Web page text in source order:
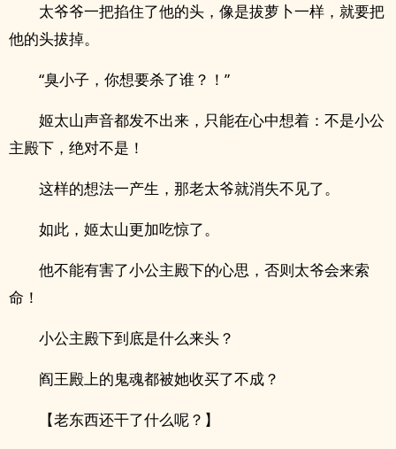
太爷爷一把掐住了他的头，像是拔萝卜一样，就要把
他的头拔掉。
“臭小子，你想要杀了谁？！”
姬太山声音都发不出来，只能在心中想着：不是小公
主殿下，绝对不是！
这样的想法一产生，那老太爷就消失不见了。
如此，姬太山更加吃惊了。
他不能有害了小公主殿下的心思，否则太爷会来索
命！
小公主殿下到底是什么来头？
阎王殿上的鬼魂都被她收买了不成？
【老东西还干了什么呢？】